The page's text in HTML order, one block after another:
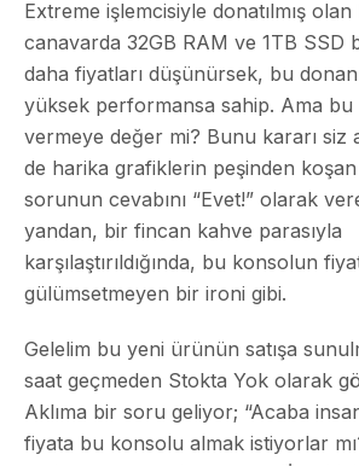
Extreme işlemcisiyle donatılmış
canavarda 32GB RAM ve 1TB SSD
daha fiyatları düşünürsek, bu
yüksek performansa sahip. Ama bu
vermeye değer mi? Bunu kararı siz
de harika grafiklerin peşinden
sorunun cevabını “Evet!” olarak
yandan, bir fincan kahve parasıyla
karşılaştırıldığında, bu konsolun
gülümsetmeyen bir ironi gibi.
Gelelim bu yeni ürünün satışa
saat geçmeden Stokta Yok olarak
Aklıma bir soru geliyor; “Acaba
fiyata bu konsolu almak istiyorlar